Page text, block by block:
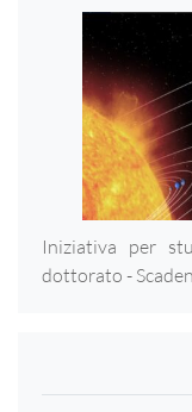
Iniziativa per
dottorato -